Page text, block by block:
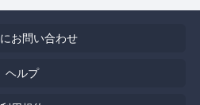
お問い合わせ
ヘルプ